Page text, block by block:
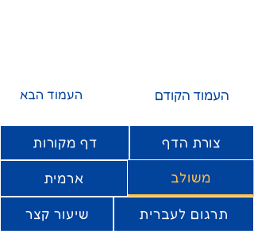
העמוד הבא העמוד הקודם
צורת הדף דף מקורות
משולב ארמית
תרגום לעברית שיעור קצר